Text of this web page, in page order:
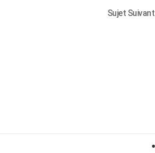
Sujet Suivant